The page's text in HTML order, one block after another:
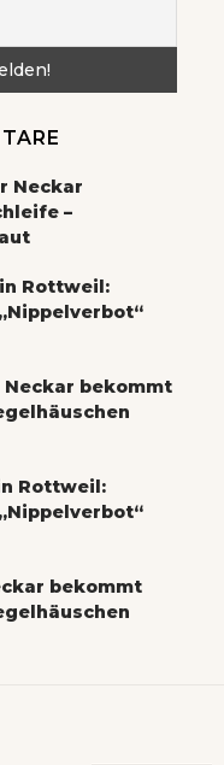
Neckar
–
Rottweil:
bekommt
Rottweil:
bekommt